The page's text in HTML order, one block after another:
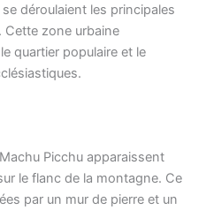
déroulaient les principales
Cette zone urbaine
quartier populaire et le
Picchu apparaissent
le flanc de la montagne. Ce
par un mur de pierre et un